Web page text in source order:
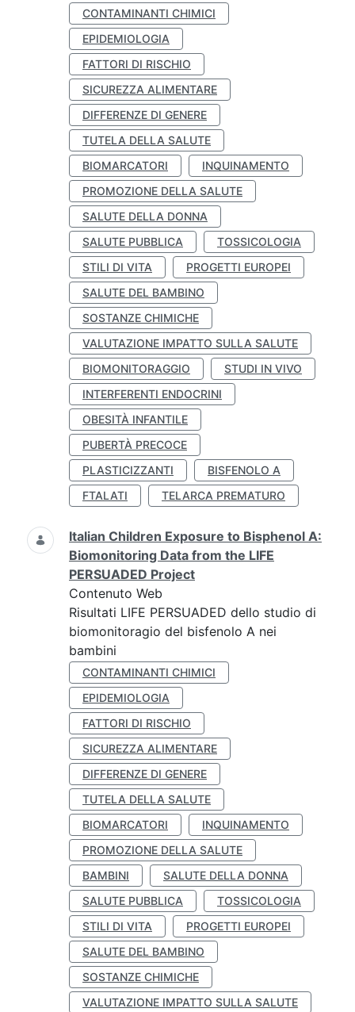
CONTAMINANTI CHIMICI
EPIDEMIOLOGIA
FATTORI DI RISCHIO
SICUREZZA ALIMENTARE
DIFFERENZE DI GENERE
TUTELA DELLA SALUTE
BIOMARCATORI
INQUINAMENTO
PROMOZIONE DELLA SALUTE
SALUTE DELLA DONNA
SALUTE PUBBLICA
TOSSICOLOGIA
STILI DI VITA
PROGETTI EUROPEI
SALUTE DEL BAMBINO
SOSTANZE CHIMICHE
VALUTAZIONE IMPATTO SULLA SALUTE
BIOMONITORAGGIO
STUDI IN VIVO
INTERFERENTI ENDOCRINI
OBESITÀ INFANTILE
PUBERTÀ PRECOCE
PLASTICIZZANTI
BISFENOLO A
FTALATI
TELARCA PREMATURO
Italian Children Exposure to Bisphenol A:
Biomonitoring Data from the LIFE
PERSUADED Project
Contenuto Web
Risultati LIFE PERSUADED dello studio di
biomonitoragio del bisfenolo A nei
bambini
CONTAMINANTI CHIMICI
EPIDEMIOLOGIA
FATTORI DI RISCHIO
SICUREZZA ALIMENTARE
DIFFERENZE DI GENERE
TUTELA DELLA SALUTE
BIOMARCATORI
INQUINAMENTO
PROMOZIONE DELLA SALUTE
BAMBINI
SALUTE DELLA DONNA
SALUTE PUBBLICA
TOSSICOLOGIA
STILI DI VITA
PROGETTI EUROPEI
SALUTE DEL BAMBINO
SOSTANZE CHIMICHE
VALUTAZIONE IMPATTO SULLA SALUTE